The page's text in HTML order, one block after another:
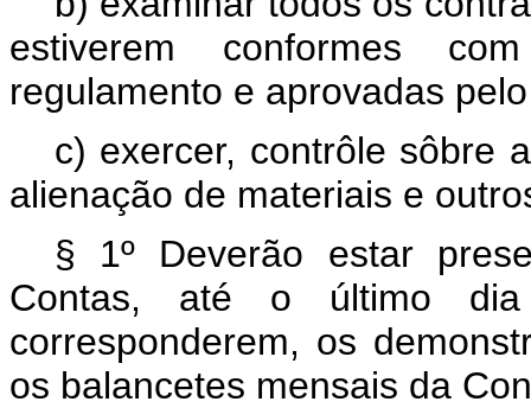
estiverem conformes
regulamento e aprovadas
c) exercer, contrôle sôbre
alienação de materiais e
§ 1º Deverão estar
Contas, até o último
corresponderem, os
os balancetes mensais da